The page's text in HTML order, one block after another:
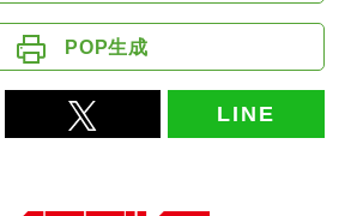
POP生成
LINE